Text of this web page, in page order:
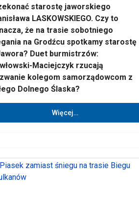
starostę jaworskiego
LASKOWSKIEGO. Czy to
że na trasie sobotniego
na Grodźcu spotkamy starostę
Duet burmistrzów:
Maciejczyk rzucają
kolegom samorządowcom z
Dolnego Ślaska?
Więcej…